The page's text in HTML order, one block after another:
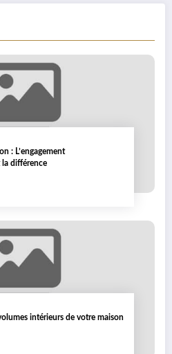
: L’engagement
différence
intérieurs de votre maison